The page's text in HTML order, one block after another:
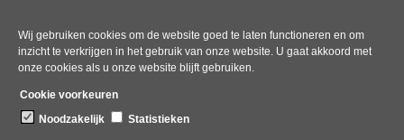
Wij gebruiken cookies om de website goed te laten functioneren en om
inzicht te verkrijgen in het gebruik van onze website. U gaat akkoord met
onze cookies als u onze website blijft gebruiken.
Cookie voorkeuren
Noodzakelijk
Statistieken
Bezoekadres
Dampten 2, 1624 NR Hoorn